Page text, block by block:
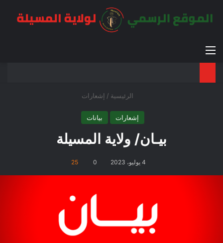
القائمة
الرئيسية / إشعارات
إشعارات بيانات
بيـان/ ولاية المسيلة
4 يوليو، 2023 0
25